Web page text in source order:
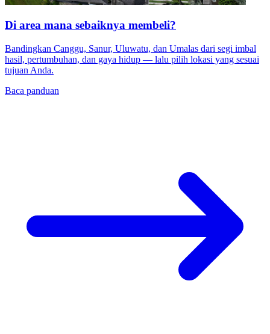
Di area mana sebaiknya membeli?
Bandingkan Canggu, Sanur, Uluwatu, dan Umalas dari segi imbal
hasil, pertumbuhan, dan gaya hidup — lalu pilih lokasi yang sesuai
tujuan Anda.
Baca panduan